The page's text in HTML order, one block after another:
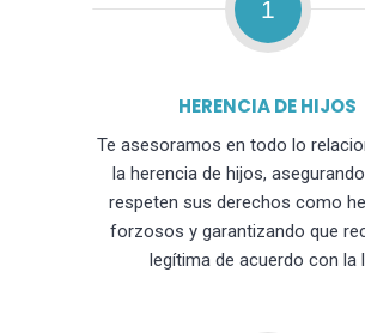
1
HERENCIA DE HIJOS
Te asesoramos en todo lo
la herencia de hijos,
respeten sus derechos como
forzosos y garantizando que
legítima de acuerdo con la